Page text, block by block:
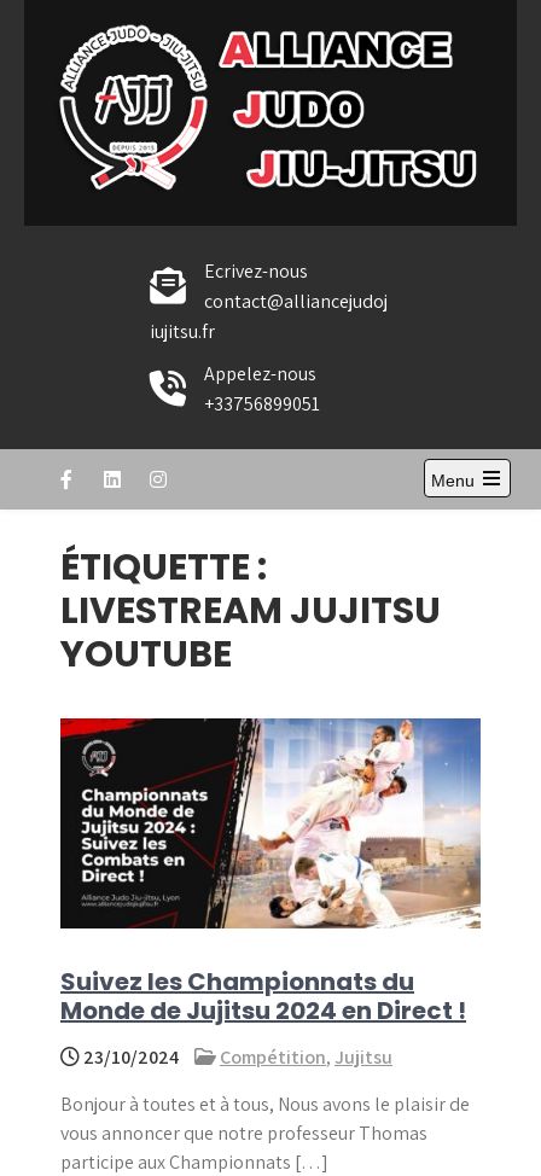
content
Alliance Judo Jiu-jitsu
Ecrivez-nous
contact@alliancejudoj
iujitsu.fr
Appelez-nous
+33756899051
Menu
Open
ÉTIQUETTE :
LIVESTREAM JUJITSU
YOUTUBE
Suivez les Championnats du
Monde de Jujitsu 2024 en Direct !
23/10/2024 Compétition, Jujitsu
Bonjour à toutes et à tous, Nous avons le plaisir de
vous annoncer que notre professeur Thomas
participe aux Championnats […]